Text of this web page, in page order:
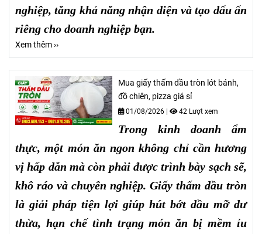
nghiệp, tăng khả năng nhận diện và tạo dấu ấn
riêng cho doanh nghiệp bạn.
Xem thêm ››
Mua giấy thấm dầu tròn lót bánh,
đồ chiên, pizza giá sỉ
01/08/2026 | 42 Lượt xem
Trong kinh doanh ẩm
thực, một món ăn ngon không chỉ cần hương
vị hấp dẫn mà còn phải được trình bày sạch sẽ,
khô ráo và chuyên nghiệp. Giấy thấm dầu tròn
là giải pháp tiện lợi giúp hút bớt dầu mỡ dư
thừa, hạn chế tình trạng món ăn bị mềm ỉu